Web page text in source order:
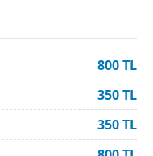
800 TL
350 TL
350 TL